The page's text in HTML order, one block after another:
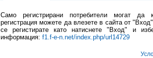
Само регистрирани потребители могат да
регистрация можете да влезете в сайта от
се регистирате като натиснете "Вход" и
информация: f1.f-e-n.net/index.php/url14729